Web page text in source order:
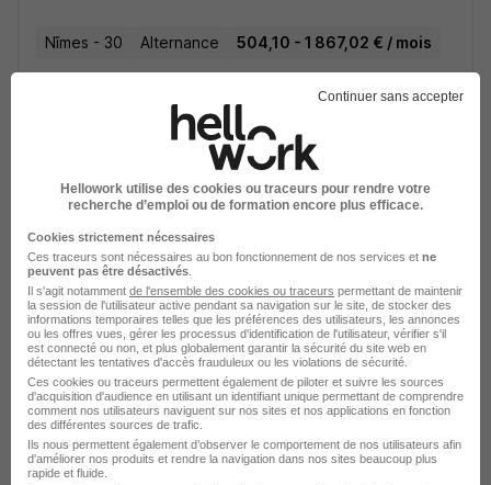
Nîmes - 30 Alternance 504,10 - 1 867,02 € / mois
Apprenti Vendeur en Restauration
Rapide H/F
La Mie Câline
Montpellier - 34 Alternance
Voir l’offre
Continuer sans accepter
Hellowork utilise des cookies ou traceurs pour rendre votre
recherche d’emploi ou de formation encore plus efficace.
Cookies strictement nécessaires
Ces traceurs sont nécessaires au bon fonctionnement de nos services et ne
peuvent pas être désactivés
Il s'agit notamment de l'ensemble des cookies ou traceurs permettant de maintenir
la session de l'utilisateur active pendant sa navigation sur le site, de stocker des
informations temporaires telles que les préférences des utilisateurs, les annonces
ou les offres vues, gérer les processus d'identification de l'utilisateur, vérifier s'il
est connecté ou non, et plus globalement garantir la sécurité du site web en
détectant les tentatives d'accès frauduleux ou les violations de sécurité.
Ces cookies ou traceurs permettent également de piloter et suivre les sources
d'acquisition d'audience en utilisant un identifiant unique permettant de comprendre
comment nos utilisateurs naviguent sur nos sites et nos applications en fonction
des différentes sources de trafic.
Ils nous permettent également d’observer le comportement de nos utilisateurs afin
d'améliorer nos produits et rendre la navigation dans nos sites beaucoup plus
rapide et fluide.